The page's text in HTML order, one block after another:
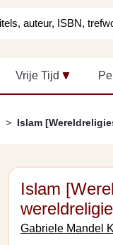
Vrije Tijd
Islam
Islam
Gabriele Mandel